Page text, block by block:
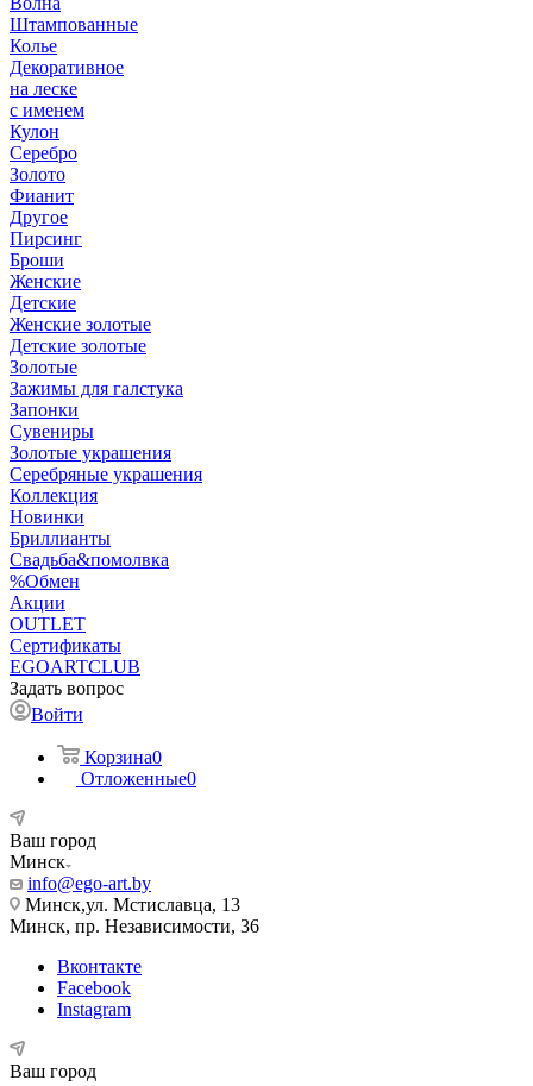
Штампованные
Колье
Декоративное
на леске
с именем
Кулон
Серебро
Золото
Фианит
Другое
Пирсинг
Броши
Женские
Детские
Женские золотые
Детские золотые
Золотые
Зажимы для галстука
Запонки
Сувениры
Золотые украшения
Серебряные украшения
Коллекция
Новинки
Бриллианты
Свадьба&помолвка
%Обмен
Акции
OUTLET
Сертификаты
EGOARTCLUB
Задать вопрос
Войти
Корзина0
Отложенные0
Ваш город
Минск
info@ego-art.by
Минск,ул. Мстиславца, 13
Минск, пр. Независимости, 36
Вконтакте
Facebook
Instagram
Ваш город